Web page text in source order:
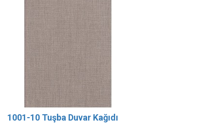
1001-10 Tuşba Duvar Kağıdı